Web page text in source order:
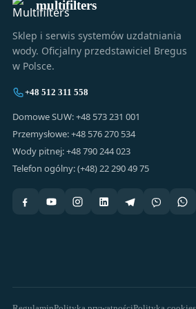
multifilters
Sklep i serwis systemów uzdatniania
wody. Oficjalny przedstawiciel Bregus
w Polsce.
+48 512 311 558
Domowe SUW: +48 573 231 001
Przemysłowe: +48 576 270 534
Wody pitnej: +48 790 244 023
Telefon ogólny: (+48) 22 290 49 75